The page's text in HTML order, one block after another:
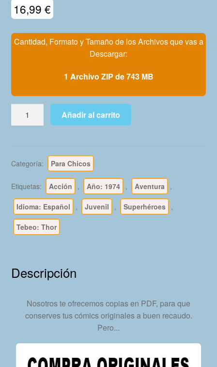
Mi Cuenta
16,99 €
Cantidad, Formato y Tamaño de los Archivos que vas a
Descargar:
1 Archivo ZIP de 743 MB
2
–
Colección
Completa
–
53
Formato
PDF
Descarga
Inmediata
Añadir al carrito
Categoría: Para Chicos
Etiquetas: Acción , Año: 1974 , Aventura ,
Idioma: Español , Juvenil , Superhéroes ,
Tebeo: Thor
Descripción
Nosotros te ofrecemos copias en PDF, para que
conserves tus cómics originales a buen recaudo.
Pero...